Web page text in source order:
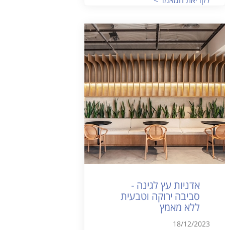
אדניות עץ לגינה -
סביבה ירוקה וטבעית
ללא מאמץ
18/12/2023